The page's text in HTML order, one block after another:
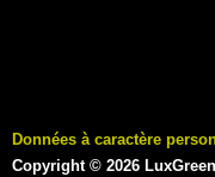
Données à caractère
Copyright © 2026